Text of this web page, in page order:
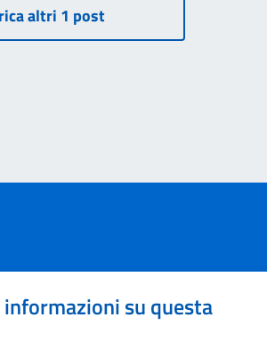
su questa